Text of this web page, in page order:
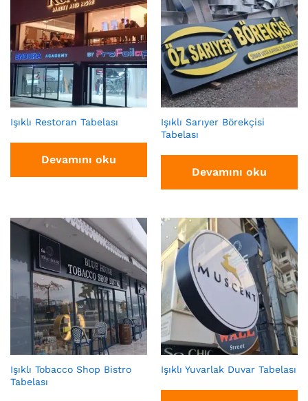
Işıklı Restoran Tabelası
Devamını oku
Işıklı Sarıyer Börekçisi
Tabelası
Devamını oku
Işıklı Tobacco Shop Bistro
Tabelası
Işıklı Yuvarlak Duvar Tabelası